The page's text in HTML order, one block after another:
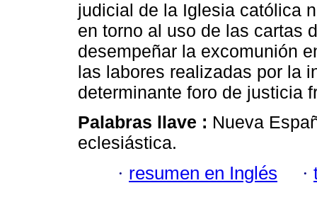
judicial de la Iglesia católica
en torno al uso de las cartas
desempeñar la excomunión
las labores realizadas por la
determinante foro de justicia
Palabras llave : Nueva
eclesiástica.
· resumen en Inglés ·